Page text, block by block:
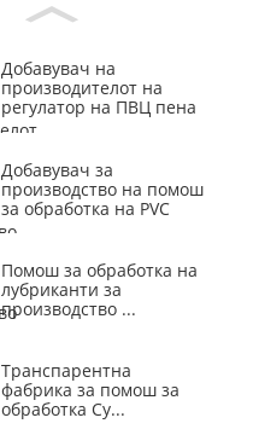
Добавувач на
производителот на
регулатор на ПВЦ пена
Добавувач за
производство на помош
за обработка на PVC
Помош за обработка на
лубриканти за
производство ...
Транспарентна
фабрика за помош за
обработка Су...